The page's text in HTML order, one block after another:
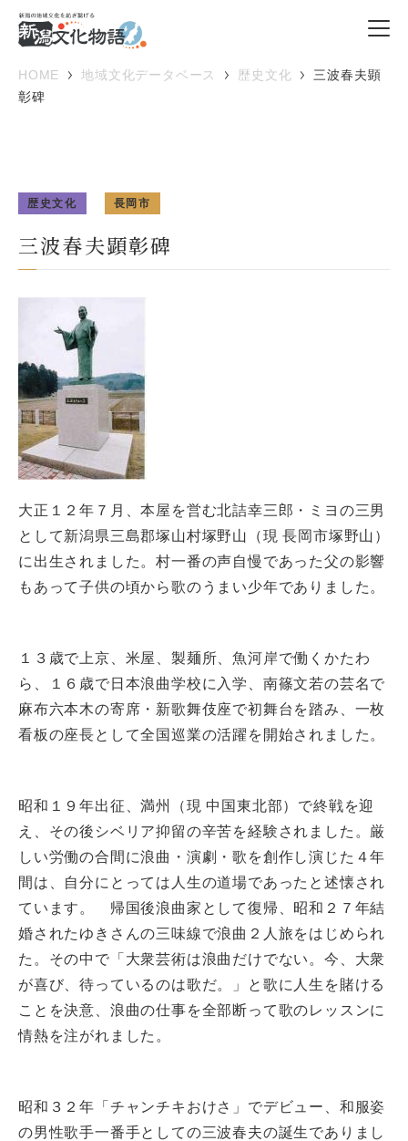
HOME 地域文化データベース 歴史文化
三波春夫顕
彰碑
歴史文化 長岡市
三波春夫顕彰碑
大正１２年７月、本屋を営む北詰幸三郎・ミヨの三男
として新潟県三島郡塚山村塚野山（現 長岡市塚野山）
に出生されました。村一番の声自慢であった父の影響
もあって子供の頃から歌のうまい少年でありました。
１３歳で上京、米屋、製麺所、魚河岸で働くかたわ
ら、１６歳で日本浪曲学校に入学、南篠文若の芸名で
麻布六本木の寄席・新歌舞伎座で初舞台を踏み、一枚
看板の座長として全国巡業の活躍を開始されました。
昭和１９年出征、満州（現 中国東北部）で終戦を迎
え、その後シベリア抑留の辛苦を経験されました。厳
しい労働の合間に浪曲・演劇・歌を創作し演じた４年
間は、自分にとっては人生の道場であったと述懐され
ています。 帰国後浪曲家として復帰、昭和２７年結
婚されたゆきさんの三味線で浪曲２人旅をはじめられ
た。その中で「大衆芸術は浪曲だけでない。今、大衆
が喜び、待っているのは歌だ。」と歌に人生を賭ける
ことを決意、浪曲の仕事を全部断って歌のレッスンに
情熱を注がれました。
昭和３２年「チャンチキおけさ」でデビュー、和服姿
の男性歌手一番手としての三波春夫の誕生でありまし